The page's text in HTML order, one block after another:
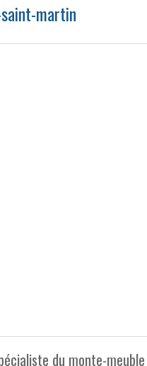
martin
du monte-meuble